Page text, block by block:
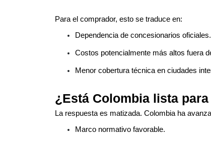
Para el comprador, esto se traduce en:
Dependencia de concesionarios oficiales.
Costos potencialmente más altos fuera
Menor cobertura técnica en ciudades
¿Está Colombia lista
La respuesta es matizada. Colombia ha
Marco normativo favorable.